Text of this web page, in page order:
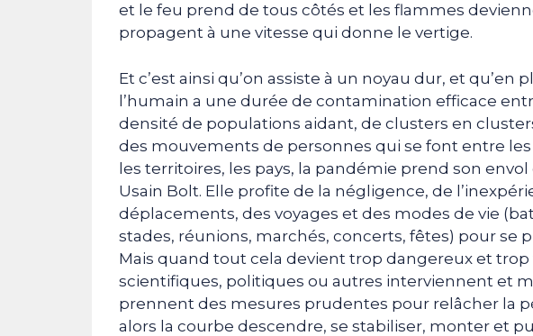
et le feu prend de tous côtés et les flammes
propagent à une vitesse qui donne le vertige.
Et c’est ainsi qu’on assiste à un noyau dur, et qu’en
l’humain a une durée de contamination efficace
densité de populations aidant, de clusters en
des mouvements de personnes qui se font entre les
les territoires, les pays, la pandémie prend son
Usain Bolt. Elle profite de la négligence, de
déplacements, des voyages et des modes de vie
stades, réunions, marchés, concerts, fêtes) pour se
Mais quand tout cela devient trop dangereux et trop
scientifiques, politiques ou autres interviennent et
prennent des mesures prudentes pour relâcher la
alors la courbe descendre, se stabiliser, monter et